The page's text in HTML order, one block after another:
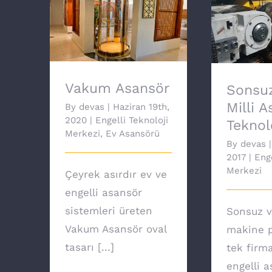
Vakum Asansör
Vakum Asansör
By devas | Haziran 19th,
2020 | Engelli Teknoloji
Merkezi, Ev Asansörü
Çeyrek asırdır ev ve
engelli asansör
sistemleri üreten
Vakum Asansör oval
tasarı [...]
Milli
By devas |
2017 |
Merkezi
Sonsuz
makine
tek
engelli